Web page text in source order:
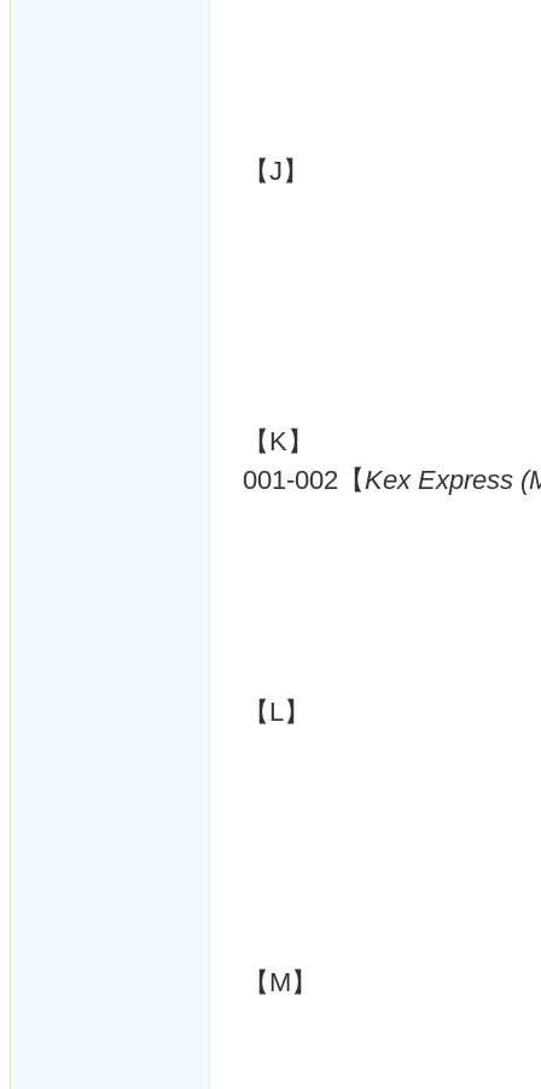
【J】
【K】
001-002【Kex Express
【L】
【M】